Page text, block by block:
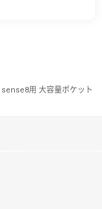
用 大容量ポケット